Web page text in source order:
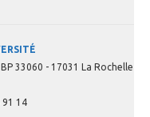
33060 - 17031 La Rochelle
91 14